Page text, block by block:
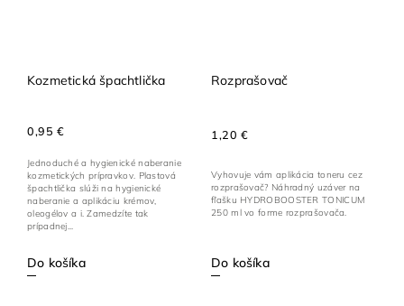
Kozmetická špachtlička
0,95 €
Do košíka
Jednoduché a hygienické naberanie
kozmetických prípravkov. Plastová
špachtlička slúži na hygienické
naberanie a aplikáciu krémov,
oleogélov a i. Zamedzíte tak
prípadnej...
Rozprašovač
1,20 €
Do košíka
Vyhovuje vám aplikácia toneru cez
rozprašovač? Náhradný uzáver na
fľašku HYDROBOOSTER TONICUM
250 ml vo forme rozprašovača.